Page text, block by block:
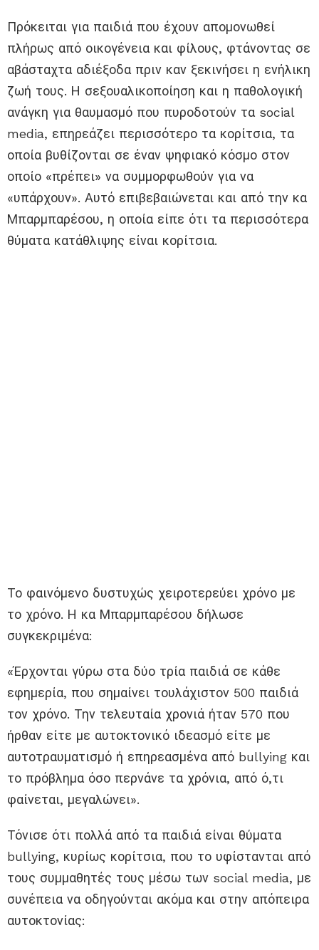
Πρόκειται για παιδιά που έχουν απομονωθεί
πλήρως από οικογένεια και φίλους, φτάνοντας σε
αβάσταχτα αδιέξοδα πριν καν ξεκινήσει η ενήλικη
ζωή τους. Η σεξουαλικοποίηση και η παθολογική
ανάγκη για θαυμασμό που πυροδοτούν τα social
media, επηρεάζει περισσότερο τα κορίτσια, τα
οποία βυθίζονται σε έναν ψηφιακό κόσμο στον
οποίο «πρέπει» να συμμορφωθούν για να
«υπάρχουν». Αυτό επιβεβαιώνεται και από την κα
Μπαρμπαρέσου, η οποία είπε ότι τα περισσότερα
θύματα κατάθλιψης είναι κορίτσια.
Το φαινόμενο δυστυχώς χειροτερεύει χρόνο με
το χρόνο. Η κα Μπαρμπαρέσου δήλωσε
συγκεκριμένα:
«Έρχονται γύρω στα δύο τρία παιδιά σε κάθε
εφημερία, που σημαίνει τουλάχιστον 500 παιδιά
τον χρόνο. Την τελευταία χρονιά ήταν 570 που
ήρθαν είτε με αυτοκτονικό ιδεασμό είτε με
αυτοτραυματισμό ή επηρεασμένα από bullying και
το πρόβλημα όσο περνάνε τα χρόνια, από ό,τι
φαίνεται, μεγαλώνει».
Τόνισε ότι πολλά από τα παιδιά είναι θύματα
bullying, κυρίως κορίτσια, που το υφίστανται από
τους συμμαθητές τους μέσω των social media, με
συνέπεια να οδηγούνται ακόμα και στην απόπειρα
αυτοκτονίας: